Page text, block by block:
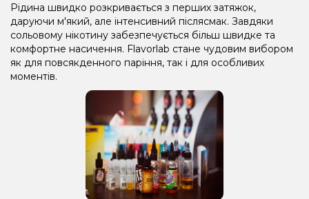
Рідина швидко розкривається з перших затяжок,
даруючи м'який, але інтенсивний післясмак. Завдяки
сольовому нікотину забезпечується більш швидке та
комфортне насичення. Flavorlab стане чудовим вибором
як для повсякденного паріння, так і для особливих
моментів.